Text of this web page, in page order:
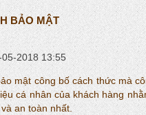
BẢO MẬT
2018 13:55
mật công bố cách thức mà
cá nhân của khách hàng
an toàn nhất.